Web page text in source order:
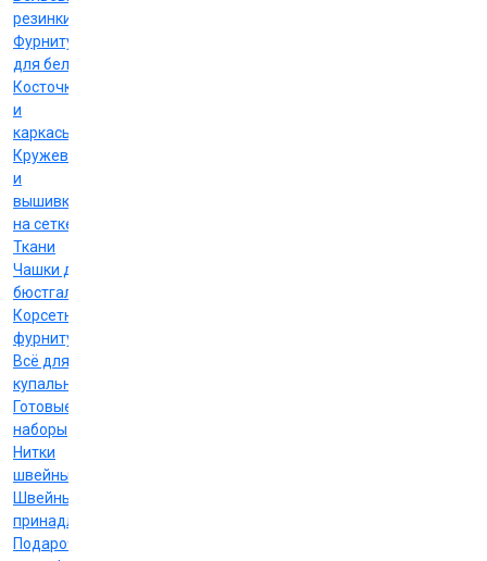
резинки
Фурнитура
для белья
Косточки
и
каркасы
Кружево
и
вышивка
на сетке
Ткани
Чашки для
бюстгальтеров
Корсетная
фурнитура
Всё для
купальников
Готовые
наборы
Нитки
швейные
Швейные
принадлежности
Подарочные